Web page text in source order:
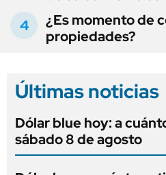
¿Es momento de
propiedades?
Últimas noticias
Dólar blue hoy: a
sábado 8 de agosto